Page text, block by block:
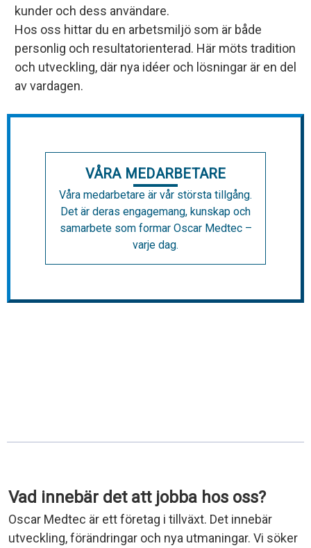
kunder och dess användare.
Hos oss hittar du en arbetsmiljö som är både
personlig och resultatorienterad. Här möts tradition
och utveckling, där nya idéer och lösningar är en del
av vardagen.
VÅRA MEDARBETARE
Våra medarbetare är vår största tillgång.
Det är deras engagemang, kunskap och
samarbete som formar Oscar Medtec –
varje dag.
Vad innebär det att jobba hos oss?
Oscar Medtec är ett företag i tillväxt. Det innebär
utveckling, förändringar och nya utmaningar. Vi söker